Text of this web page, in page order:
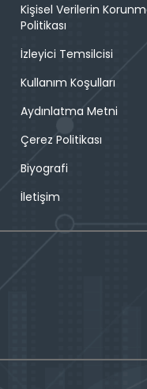
Kişisel Verilerin
Politikası
İzleyici Temsilcisi
Kullanım Koşulları
Aydınlatma Metni
Çerez Politikası
Biyografi
İletişim